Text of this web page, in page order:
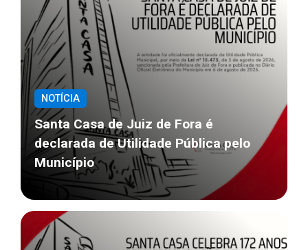
NOTÍCIA
Santa Casa de Juiz de Fora é
declarada de Utilidade Pública pelo
Município